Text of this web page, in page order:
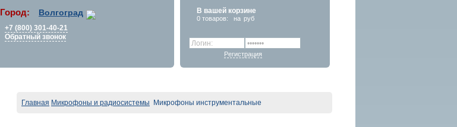
Город: Волгоград
+7 (800) 301-40-21
Обратный звонок
В вашей корзине
0 товаров: на руб
Регистрация
Главная Микрофоны и радиосистемы Микрофоны инструментальные